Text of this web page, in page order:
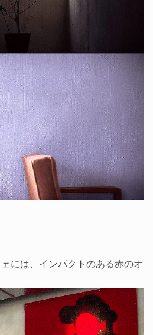
には、インパクトのある赤のオ